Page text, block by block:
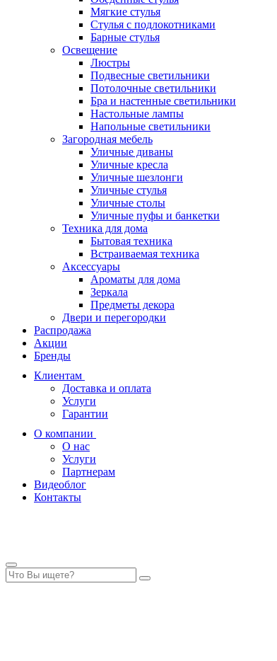
Мягкие стулья
Стулья с подлокотниками
Барные стулья
Освещение
Люстры
Подвесные светильники
Потолочные светильники
Бра и настенные светильники
Настольные лампы
Напольные светильники
Загородная мебель
Уличные диваны
Уличные кресла
Уличные шезлонги
Уличные стулья
Уличные столы
Уличные пуфы и банкетки
Техника для дома
Бытовая техника
Встраиваемая техника
Аксессуары
Ароматы для дома
Зеркала
Предметы декора
Двери и перегородки
Распродажа
Акции
Бренды
Клиентам
Доставка и оплата
Услуги
Гарантии
О компании
О нас
Услуги
Партнерам
Видеоблог
Контакты